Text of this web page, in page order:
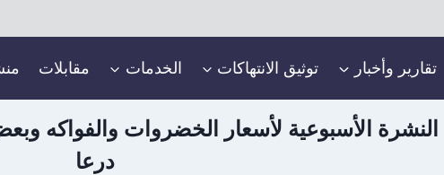
تقارير وأخبار توثيق الانتهاكات الخدمات مقابلات
النشرة الأسبوعية لأسعار الخضروات والفواكه
درعا